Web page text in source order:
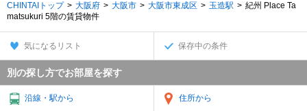
CHINTAIトップ 大阪府 大阪市 大阪市東成区 玉造駅
紀州 Place Ta
matsukuri 5階の賃貸物件
気になるリスト 保存中の条件
別の探し方でお部屋を探す
沿線・駅から 住所から